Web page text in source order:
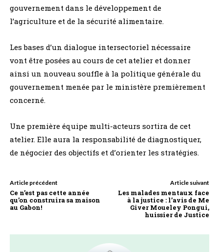
gouvernement dans le développement de
l’agriculture et de la sécurité alimentaire.
Les bases d’un dialogue intersectoriel nécessaire
vont être posées au cours de cet atelier et donner
ainsi un nouveau souffle à la politique générale du
gouvernement menée par le ministère premièrement
concerné.
Une première équipe multi-acteurs sortira de cet
atelier. Elle aura la responsabilité de diagnostiquer,
de négocier des objectifs et d’orienter les stratégies.
Article précédent
Ce n’est pas cette année
qu’on construira sa maison
au Gabon!
Article suivant
Les malades mentaux face
à la justice : l’avis de Me
Giver Moueley Pongui,
huissier de Justice